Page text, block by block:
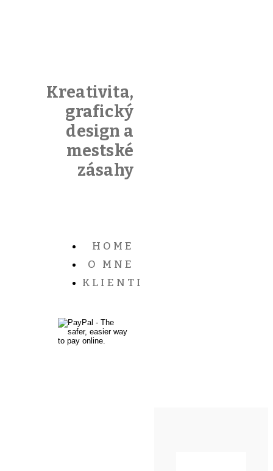
Kreativita,
grafický
design a
mestské
zásahy
HOME
O MNE
KLIENTI